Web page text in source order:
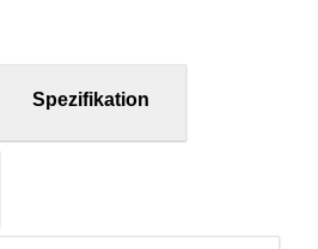
Spezifikation